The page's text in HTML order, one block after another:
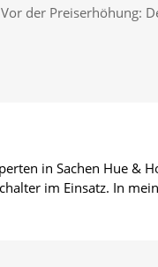
Vor der Preiserhöhung:
in Sachen Hue &
im Einsatz. In